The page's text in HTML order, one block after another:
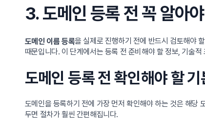
3. 도메인 등록 전 꼭 알아
도메인 이름 등록을 실제로 진행하기 전에 반드시 검토해야
때문입니다. 이 단계에서는 등록 전 준비해야 할 정보, 기술
도메인 등록 전 확인해야 할 기
도메인을 등록하기 전에 가장 먼저 확인해야 하는 것은 해당
두면 절차가 훨씬 간편해집니다.